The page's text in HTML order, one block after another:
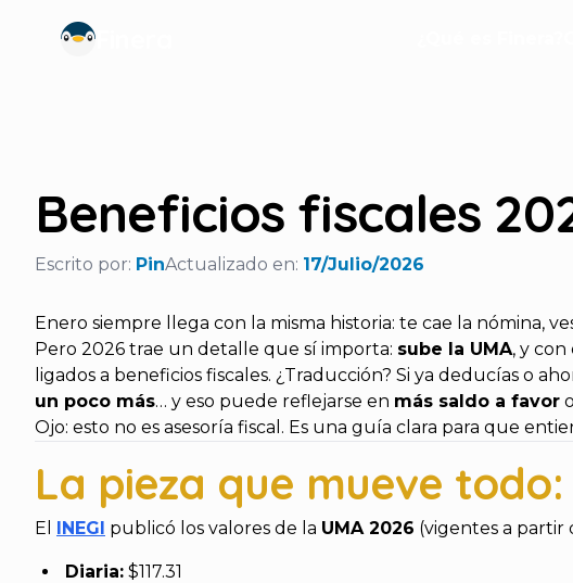
Beneficios fiscales
Escrito por: PinActualizado en: 17/Julio/2026
Enero siempre llega con la misma historia: te cae la nómina,
Pero 2026 trae un detalle que sí importa: sube la UMA, y con
ligados a beneficios fiscales. ¿Traducción? Si ya deducías o
un poco más… y eso puede reflejarse en más saldo a favor o
Ojo: esto no es asesoría fiscal. Es una guía clara para que
La pieza que mueve todo:
El INEGI publicó los valores de la UMA 2026 (vigentes a partir
Diaria: $117.31